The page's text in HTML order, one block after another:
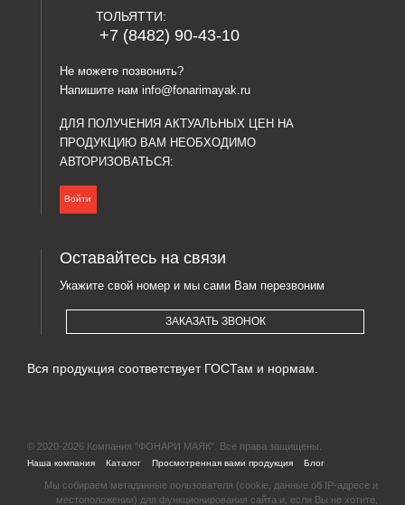
ТОЛЬЯТТИ:
+7 (8482) 90-43-10
Не можете позвонить?
Напишите нам info@fonarimayak.ru
ДЛЯ ПОЛУЧЕНИЯ АКТУАЛЬНЫХ ЦЕН НА
ПРОДУКЦИЮ ВАМ НЕОБХОДИМО
АВТОРИЗОВАТЬСЯ:
Войти
Оставайтесь на связи
Укажите свой номер и мы сами Вам перезвоним
ЗАКАЗАТЬ ЗВОНОК
Вся продукция соответствует ГОСТам и нормам.
© 2020-2026 Компания "ФОНАРИ МАЯК". Все права защищены.
Наша компания Каталог Просмотренная вами продукция Блог
Мы собираем метаданные пользователя (cookie, данные об IP-адресе и
местоположении) для функционирования сайта и, если Вы не хотите,